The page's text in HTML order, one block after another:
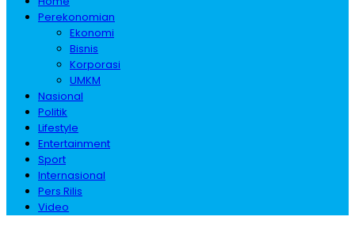
Perekonomian
Ekonomi
Bisnis
Korporasi
UMKM
Nasional
Politik
Lifestyle
Entertainment
Sport
Internasional
Pers Rilis
Video